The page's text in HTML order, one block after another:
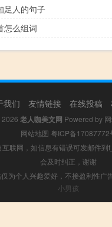
足人的句子
怎么组词
我们 友情链接 在线投稿
老人咖美文网 Powered by
网站地图 粤ICP备17087772
联网，如信息有错误可发邮件
会及时纠正，谢谢
为个人兴趣爱好，不接盈利性广
小男孩